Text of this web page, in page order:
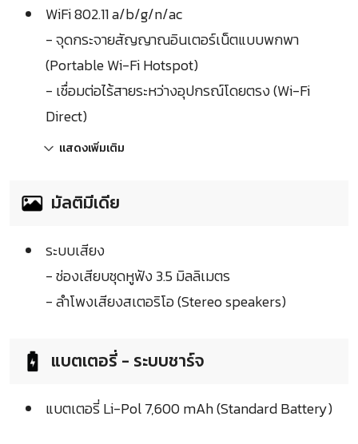
WiFi 802.11 a/b/g/n/ac
- จุดกระจายสัญญาณอินเตอร์เน็ตแบบพกพา
(Portable Wi-Fi Hotspot)
- เชื่อมต่อไร้สายระหว่างอุปกรณ์โดยตรง (Wi-Fi
Direct)
แสดงเพิ่มเติม
มัลติมีเดีย
ระบบเสียง
- ช่องเสียบชุดหูฟัง 3.5 มิลลิเมตร
- ลำโพงเสียงสเตอริโอ (Stereo speakers)
แบตเตอรี่ - ระบบชาร์จ
แบตเตอรี่ Li-Pol 7,600 mAh (Standard Battery)